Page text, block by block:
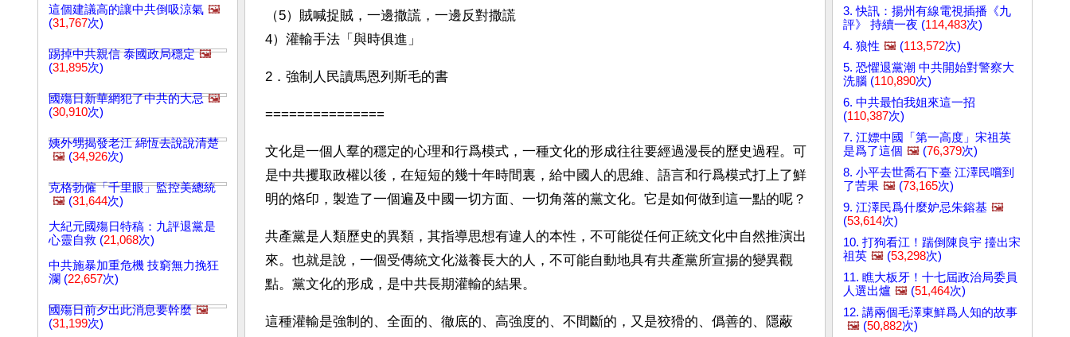
這個建議高的讓中共倒吸涼氣 🖼️
(31,767次)
踢掉中共親信 泰國政局穩定 🖼️
(31,895次)
國殤日新華網犯了中共的大忌 🖼️
(30,910次)
姨外甥揭發老江 綿恆去說說清楚
🖼️ (34,926次)
克格勃僱「千里眼」監控美總統
🖼️ (31,644次)
大紀元國殤日特稿：九評退黨是
心靈自救 (21,068次)
中共施暴加重危機 技窮無力挽狂
瀾 (22,657次)
國殤日前夕出此消息要幹麼 🖼️
(31,199次)
（5）賊喊捉賊，一邊撒謊，一邊反對撒謊
4）灌輸手法「與時俱進」
2．強制人民讀馬恩列斯毛的書
===============
文化是一個人羣的穩定的心理和行爲模式，一種文化的形成往往要經過漫長的歷史過程。可
是中共攫取政權以後，在短短的幾十年時間裏，給中國人的思維、語言和行爲模式打上了鮮
明的烙印，製造了一個遍及中國一切方面、一切角落的黨文化。它是如何做到這一點的呢？
共產黨是人類歷史的異類，其指導思想有違人的本性，不可能從任何正統文化中自然推演出
來。也就是說，一個受傳統文化滋養長大的人，不可能自動地具有共產黨所宣揚的變異觀
點。黨文化的形成，是中共長期灌輸的結果。
這種灌輸是強制的、全面的、徹底的、高強度的、不間斷的，又是狡猾的、僞善的、隱蔽
3. 快訊：揚州有線電視插播《九
評》 持續一夜 (114,483次)
4. 狼性 🖼️ (113,572次)
5. 恐懼退黨潮 中共開始對警察大
洗腦 (110,890次)
6. 中共最怕我姐來這一招
(110,387次)
7. 江嫖中國「第一高度」宋祖英
是爲了這個 🖼️ (76,379次)
8. 小平去世喬石下臺 江澤民嚐到
了苦果 🖼️ (73,165次)
9. 江澤民爲什麼妒忌朱鎔基 🖼️
(53,614次)
10. 打狗看江！踹倒陳良宇 擡出宋
祖英 🖼️ (53,298次)
11. 瞧大板牙！十七屆政治局委員
人選出爐 🖼️ (51,464次)
12. 講兩個毛澤東鮮爲人知的故事
🖼️ (50,882次)